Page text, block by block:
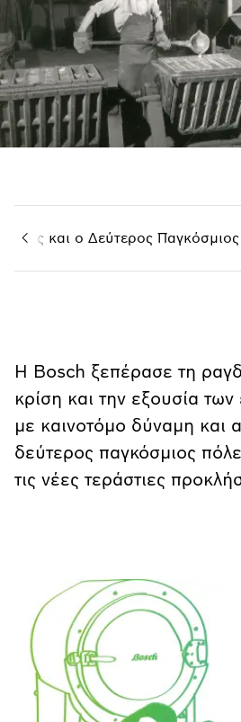
και ο Δεύτερος
Η Bosch ξεπέρασε τη
κρίση και την εξουσία
με καινοτόμο δύναμη και
δεύτερος παγκόσμιος
τις νέες τεράστιες